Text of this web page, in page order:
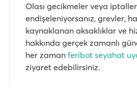
Olası gecikmeler veya
endişeleniyorsanız, grevler,
kaynaklanan aksaklıklar ve
hakkında gerçek zamanlı
her zaman feribot seyahat
ziyaret edebilirsiniz.